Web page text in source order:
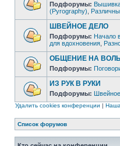
Подфорумы:
(Pyrography)
ШВЕЙНОЕ ДЕЛО
Подфорумы: Начало
для вдохновения
ОБЩЕНИЕ НА
Подфорумы:
ИЗ РУК В РУКИ
Подфорумы:
Удалить cookies конференции |
Список форумов